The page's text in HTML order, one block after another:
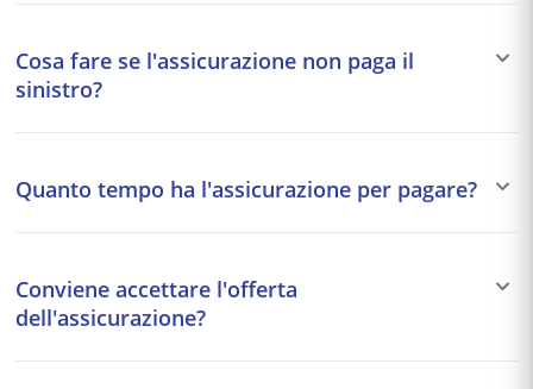
Cosa fare se l'assicurazione non paga il
sinistro?
presentare un reclamo all'IVASS (Istituto di Vigilanza
obbligatoria e poi la causa civile per ottenere il
risarcimento.
Quanto tempo ha l'assicurazione per pagare?
o 90 giorni senza CID. Per lesioni personali: 90 giorni.
Per polizze vita: 30 giorni dalla ricezione della
Conviene accettare l'offerta
dell'assicurazione?